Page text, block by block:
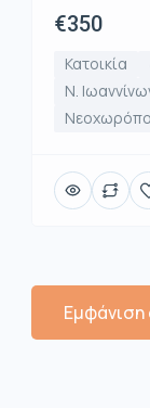
€350
Κατοικία
Ν.
Εμφάνιση